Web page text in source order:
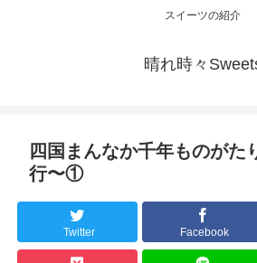
スイーツの紹介
晴れ時々
四国まんなか千年ものがた
行〜①
Twitter Facebook